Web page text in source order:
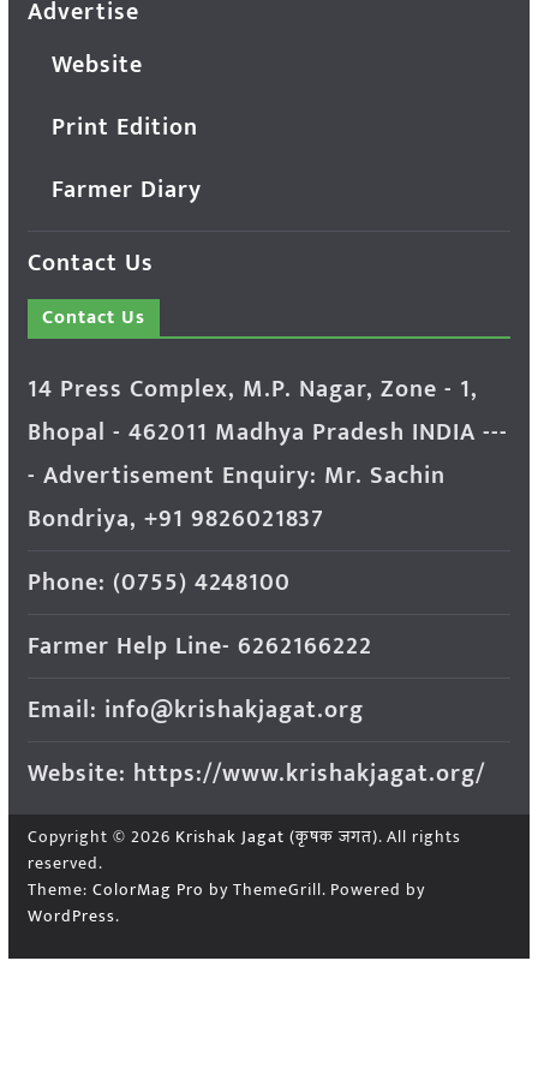
Advertise
Website
Print Edition
Farmer Diary
Contact Us
Contact Us
14 Press Complex, M.P. Nagar, Zone - 1,
Bhopal - 462011 Madhya Pradesh INDIA ---
- Advertisement Enquiry: Mr. Sachin
Bondriya, +91 9826021837
Phone: (0755) 4248100
Farmer Help Line- 6262166222
Email: info@krishakjagat.org
Website: https://www.krishakjagat.org/
Copyright © 2026 Krishak Jagat (कृषक जगत). All rights
reserved.
Theme: ColorMag Pro by ThemeGrill. Powered by
WordPress.